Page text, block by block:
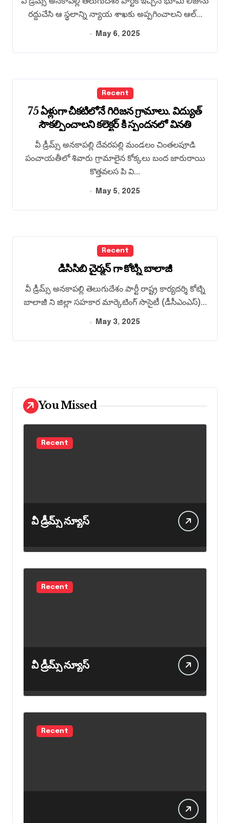
రద్దుచేసి ఆ స్థలాన్ని న్యాయ శాఖకు అప్పగించాలని ఆల్...
May 6, 2025
Recent
75 ఏళ్లుగా చీకటిలోనే గిరిజన గ్రామాలు. విద్యుత్
సౌకల్పించాలని కలెక్టర్ కి స్పందనలో వినతి
వీ డ్రీమ్స్ అనకాపల్లి దేవరపల్లి మండలం చింతలపూడి
పంచాయతీలో శివారు గ్రామాలైన కోక్కలు బంద జారురాయి
కొత్తవలస పి వి...
May 5, 2025
Recent
డిసిసిబి చైర్మన్ గా కోట్ని బాలాజీ
వీ డ్రీమ్స్ అనకాపల్లి తెలుగుదేశం పార్టీ రాష్ట్ర కార్యదర్శి కోట్ని
బాలాజీ ని జిల్లా సహకార మార్కెటింగ్ సొసైటీ (డీసీఎంఎస్)...
May 3, 2025
You Missed
Recent
వీ డ్రీమ్స్ న్యూస్
Recent
వీ డ్రీమ్స్ న్యూస్
Recent